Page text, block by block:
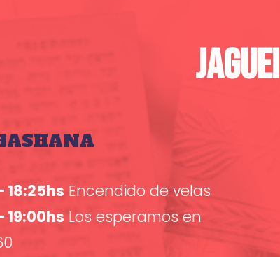
JAGUEI
18:25hs Encendido de velas
19:00hs Los esperamos en